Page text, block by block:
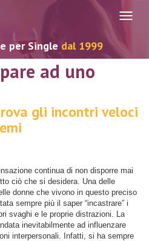
per Single dal 1999
ad uno
gli incontri veloci
continua di non disporre mai
ciò che si desidera. Una delle
donne che vivono in questo preciso
sempre più il saper “incastrare” i
svaghi e le proprie distrazioni. La
inevitabilmente ad influenzare
interpersonali. Infatti, si ha sempre